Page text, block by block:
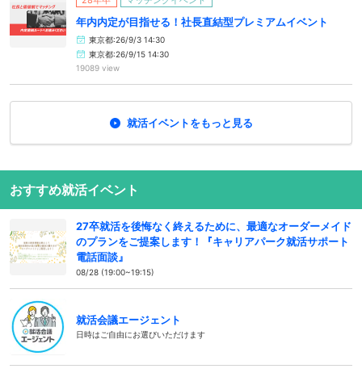
年内内定が目指せる！社長直結型プレミアムイベント
東京都:26/9/3 14:30
東京都:26/9/15 14:30
19089 view
就活イベントをもっと見る
おすすめ就活イベント
27卒就活を後悔なく終えるために、最適なオーダーメイド
のプランをご提案します！『キャリアパーク就活サポート
電話面談』
08/28 (19:00~19:15)
就活会議エージェント
日時はご自由にお選びいただけます